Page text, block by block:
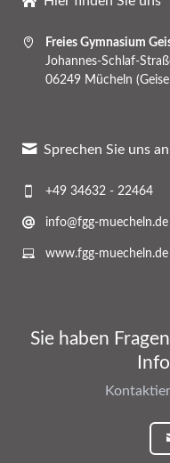
Freies Gymnasium
Johannes-Schlaf-
06249 Mücheln
Sprechen Sie uns an
+49 34632 - 22464
info@fgg-muecheln.de
www.fgg-muecheln.de
Sie haben